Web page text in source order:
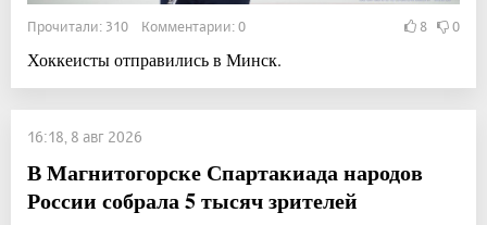
Прочитали: 310 Комментарии: 0 8 0
Хоккеисты отправились в Минск.
16:18, 8 авг 2026
В Магнитогорске Спартакиада народов
России собрала 5 тысяч зрителей